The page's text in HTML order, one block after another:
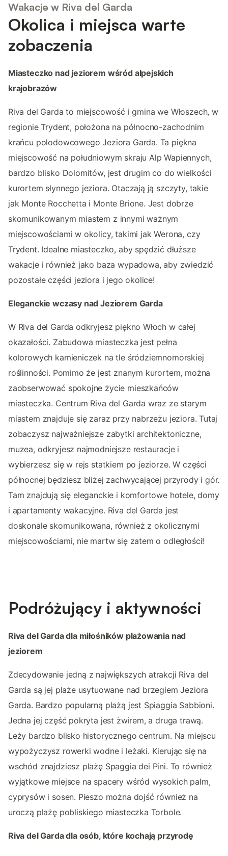
Wakacje w Riva del Garda
Okolica i miejsca warte
zobaczenia
Miasteczko nad jeziorem wśród alpejskich
krajobrazów
Riva del Garda to miejscowość i gmina we Włoszech, w
regionie Trydent, położona na północno-zachodnim
krańcu polodowcowego Jeziora Garda. Ta piękna
miejscowość na południowym skraju Alp Wapiennych,
bardzo blisko Dolomitów, jest drugim co do wielkości
kurortem słynnego jeziora. Otaczają ją szczyty, takie
jak Monte Rocchetta i Monte Brione. Jest dobrze
skomunikowanym miastem z innymi ważnym
miejscowościami w okolicy, takimi jak Werona, czy
Trydent. Idealne miasteczko, aby spędzić dłuższe
wakacje i również jako baza wypadowa, aby zwiedzić
pozostałe części jeziora i jego okolice!
Eleganckie wczasy nad Jeziorem Garda
W Riva del Garda odkryjesz piękno Włoch w całej
okazałości. Zabudowa miasteczka jest pełna
kolorowych kamieniczek na tle śródziemnomorskiej
roślinności. Pomimo że jest znanym kurortem, można
zaobserwować spokojne życie mieszkańców
miasteczka. Centrum Riva del Garda wraz ze starym
miastem znajduje się zaraz przy nabrzeżu jeziora. Tutaj
zobaczysz najważniejsze zabytki architektoniczne,
muzea, odkryjesz najmodniejsze restauracje i
wybierzesz się w rejs statkiem po jeziorze. W części
północnej będziesz bliżej zachwycającej przyrody i gór.
Tam znajdują się eleganckie i komfortowe hotele, domy
i apartamenty wakacyjne. Riva del Garda jest
doskonale skomunikowana, również z okolicznymi
miejscowościami, nie martw się zatem o odległości!
Podróżujący i aktywności
Riva del Garda dla miłośników plażowania nad
jeziorem
Zdecydowanie jedną z największych atrakcji Riva del
Garda są jej plaże usytuowane nad brzegiem Jeziora
Garda. Bardzo popularną plażą jest Spiaggia Sabbioni.
Jedna jej część pokryta jest żwirem, a druga trawą.
Leży bardzo blisko historycznego centrum. Na miejscu
wypożyczysz rowerki wodne i leżaki. Kierując się na
wschód znajdziesz plażę Spaggia dei Pini. To również
wyjątkowe miejsce na spacery wśród wysokich palm,
cyprysów i sosen. Pieszo można dojść również na
uroczą plażę pobliskiego miasteczka Torbole.
Riva del Garda dla osób, które kochają przyrodę